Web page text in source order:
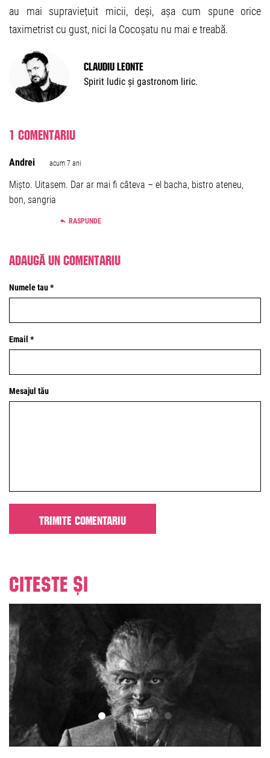
au mai supraviețuit micii, deși, așa cum spune orice
taximetrist cu gust, nici la Cocoșatu nu mai e treabă.
Claudiu Leonte
Spirit ludic și gastronom liric.
1 comentariu
Andrei acum 7 ani
Mișto. Uitasem. Dar ar mai fi câteva – el bacha, bistro ateneu,
bon, sangria
RASPUNDE
Adaugă un comentariu
Numele tau *
Email *
Mesajul tău
Citeste și